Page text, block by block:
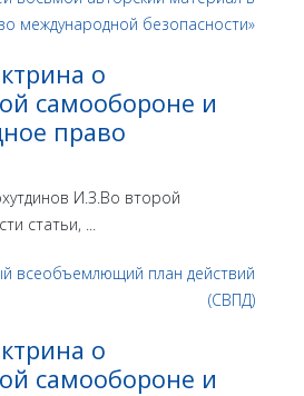
о
самообороне и
право
И.З.Во второй
статьи, ...
о
самообороне и